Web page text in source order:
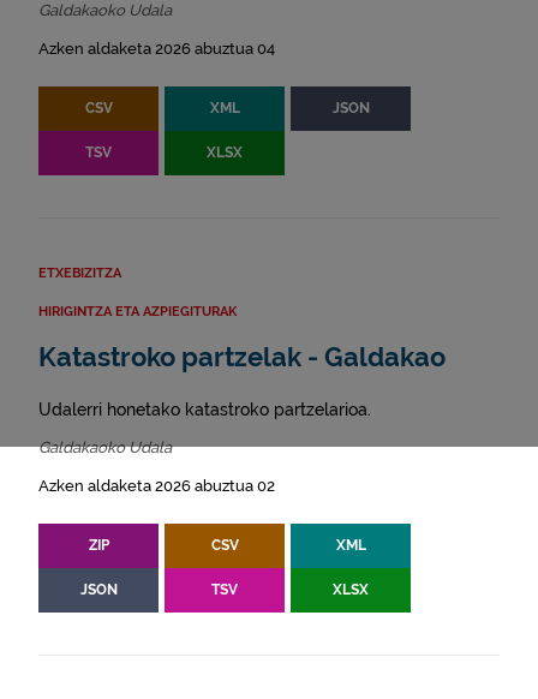
Galdakaoko Udala
Azken aldaketa 2026 abuztua 04
CSV XML JSON
TSV XLSX
ETXEBIZITZA
HIRIGINTZA ETA AZPIEGITURAK
Katastroko partzelak - Galdakao
Udalerri honetako katastroko partzelarioa.
Galdakaoko Udala
Azken aldaketa 2026 abuztua 02
ZIP CSV XML
JSON TSV XLSX